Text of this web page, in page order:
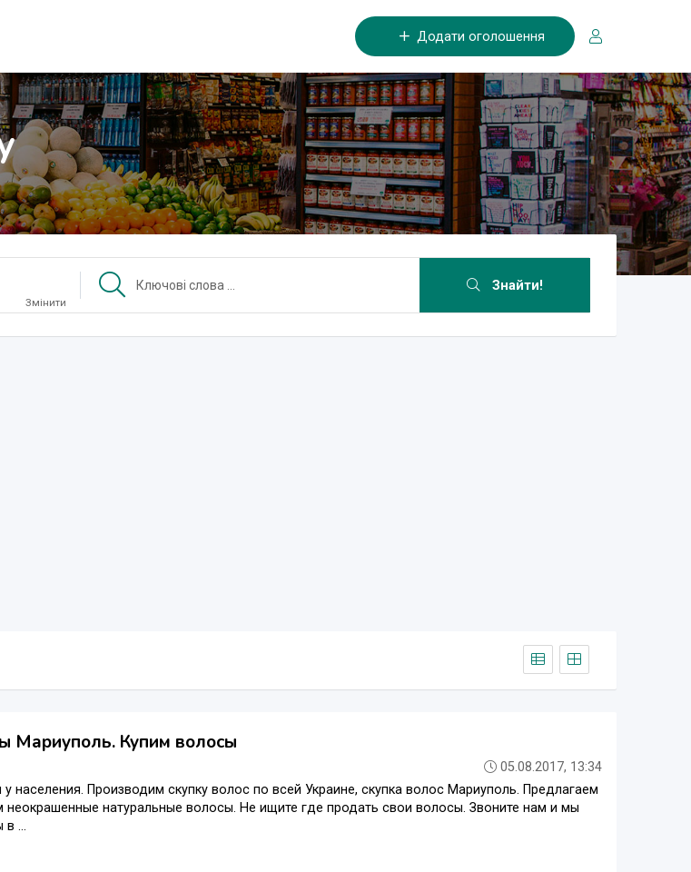
Додати оголошення
Змінити
Знайти!
Мариуполь. Купим волосы
05.08.2017, 13:34
населения. Производим скупку волос по всей Украине, скупка волос Мариуполь. Предлагаем
натуральные волосы. Не ищите где продать свои волосы. Звоните нам и мы
в ...